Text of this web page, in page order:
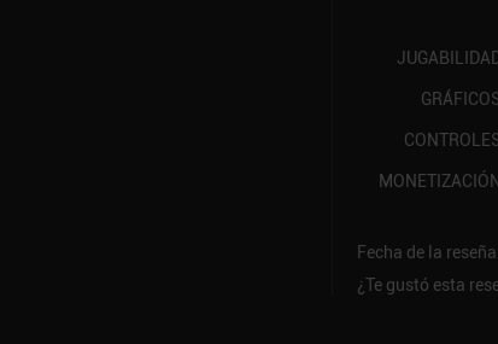
Fecha de la
¿Te gustó esta